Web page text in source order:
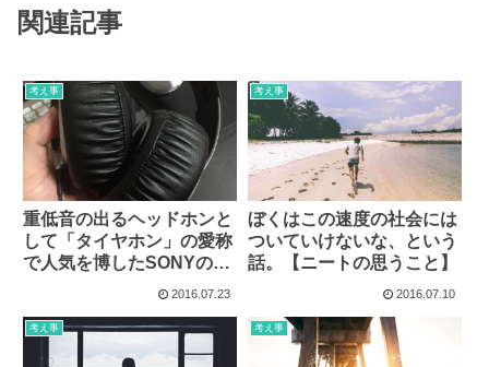
関連記事
考え事
重低音の出るヘッドホンと
して「タイヤホン」の愛称
で人気を博したSONYの
2016.07.23
考え事
ぼくはこの速度の社会には
ついていけないな、という
話。【ニートの思うこと】
2016.07.10
考え事 考え事